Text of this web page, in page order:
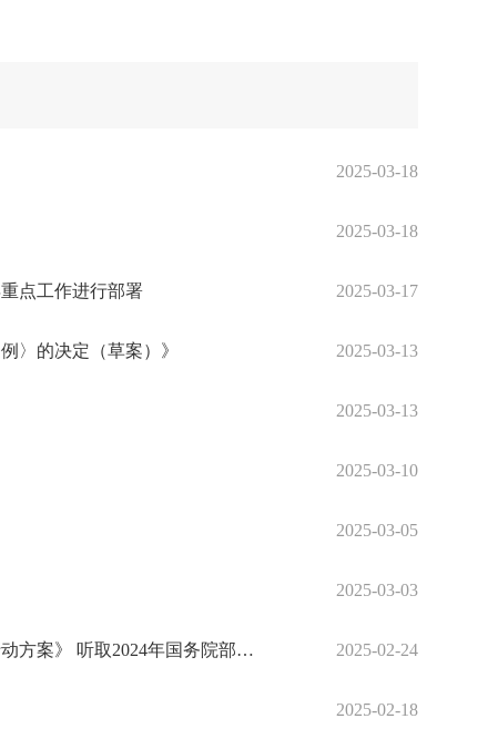
2025-03-18
2025-03-18
点工作进行部署 2025-03-17
〉的决定（草案）》 2025-03-13
2025-03-13
2025-03-10
2025-03-05
2025-03-03
李强主持召开国务院常务会议 研究服务贸易和服务消费有关工作 审议通过《健全新能源汽车动力电池回收利用体系行动方案》 听取2024年国务院部门办理全国人大代表建议和全国政协提案工作情况汇报 2025-02-24
2025-02-18